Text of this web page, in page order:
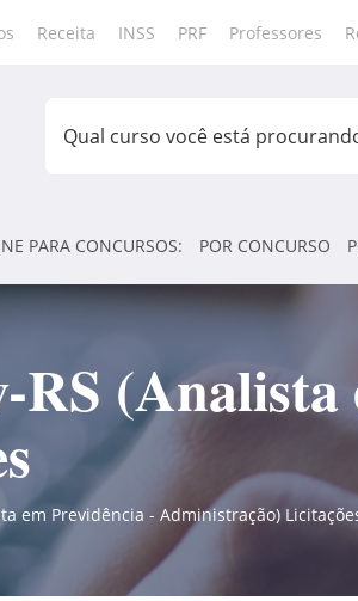
Receita INSS PRF Professores
PARA CONCURSOS: POR CONCURSO
RS
em Previdência - Administração)